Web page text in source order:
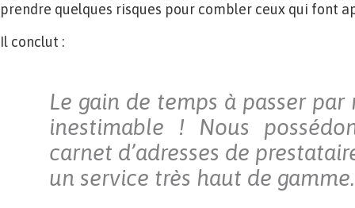
prendre quelques risques pour combler ceux qui font
Il conclut :
Le gain de temps à passer par
inestimable ! Nous
carnet d’adresses de
un service très haut de gamme.